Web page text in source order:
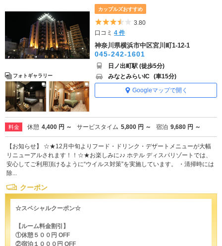
フォトギャラリー
カップルズおすすめ
5つ星のうち3.5
3.80
口コミ4 件
神奈川県横浜市中区宮川町1-12-1
045-242-1601
日ノ出町駅 (徒歩5分)
みなとみらいIC (車15分)
Googleマップで開く
料金 休憩 4,400 円 ～ サービスタイム 5,800 円 ～ 宿泊 9,680 円 ～
【お知らせ】 ☆★12月中旬よりフード・ドリンク・デザートメニューが大幅
リニューアルされます！！☆★お楽しみに♪♪ ホテル ディスパリゾートでは、
安心してご利用頂けるように“ウイルス対策”を実施しています。 ・清掃時には
除...
クーポン
☆スペシャルクーポン☆
【ルーム料金割引】
①休憩５００円 OFF
②宿泊１０００円 OFF